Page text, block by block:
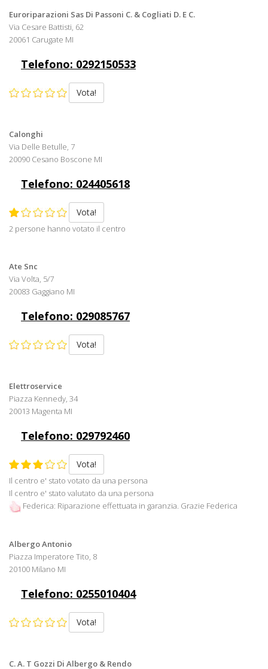
Euroriparazioni Sas Di Passoni C. & Cogliati D. E C.
Via Cesare Battisti, 62
20061 Carugate MI
Telefono: 0292150533
Vota!
Calonghi
Via Delle Betulle, 7
20090 Cesano Boscone MI
Telefono: 024405618
Vota!
2 persone hanno votato il centro
Ate Snc
Via Volta, 5/7
20083 Gaggiano MI
Telefono: 029085767
Vota!
Elettroservice
Piazza Kennedy, 34
20013 Magenta MI
Telefono: 029792460
Vota!
Il centro e' stato votato da una persona
Il centro e' stato valutato da una persona
Federica: Riparazione effettuata in garanzia. Grazie Federica
Albergo Antonio
Piazza Imperatore Tito, 8
20100 Milano MI
Telefono: 0255010404
Vota!
C. A. T Gozzi Di Albergo & Rendo